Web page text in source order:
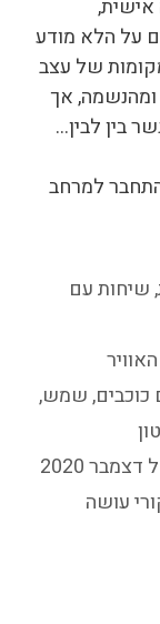
על הלא מודע
של עצב
ומהנשמה, אך
בין לבין…
למרחב
,שיחות עם
,שמש,
2020
עושה